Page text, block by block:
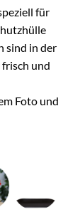
für
sind in der
und
Foto und